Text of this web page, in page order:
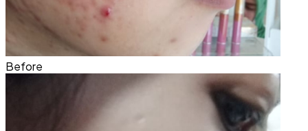
Before